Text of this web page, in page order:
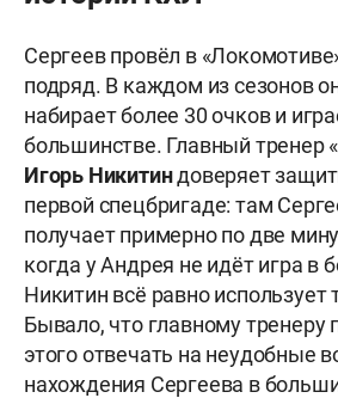
Сергеев провёл в
подряд. В каждом из сезонов
набирает более 30 очков и
большинстве. Главный тренер
Игорь Никитиндоверяет
первой спецбригаде: там
получает примерно по две
когда у Андрея не идёт игра в
Никитин всё равно использует
Бывало, что главному тренеру
этого отвечать на неудобные
нахождения Сергеева в